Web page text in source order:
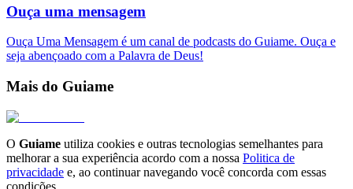
Ouça uma mensagem
Ouça Uma Mensagem é um canal de podcasts do Guiame. Ouça e
seja abençoado com a Palavra de Deus!
Mais do Guiame
O Guiame utiliza cookies e outras tecnologias semelhantes para
melhorar a sua experiência acordo com a nossa Politica de
privacidade e, ao continuar navegando você concorda com essas
condições